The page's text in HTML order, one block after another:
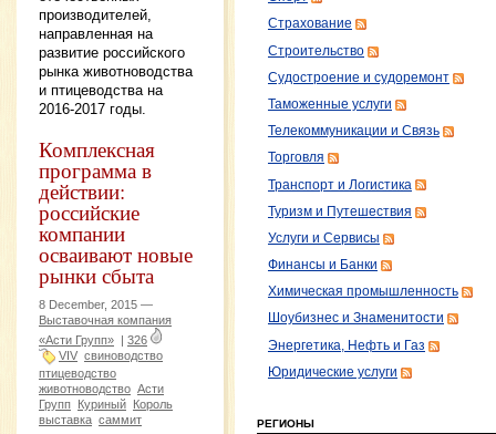
производителей,
направленная на
развитие российского
рынка животноводства
и птицеводства на
2016-2017 годы.
Комплексная
программа в
действии:
российские
компании
осваивают новые
рынки сбыта
8 December, 2015 —
Выставочная компания
«Асти Групп»
326
VIV свиноводство
птицеводство
животноводство Асти
Групп
Куриный
Король
выставка саммит
Страхование
Строительство
Судостроение и судоремонт
Таможенные услуги
Телекоммуникации и Связь
Торговля
Транспорт и Логистика
Туризм и Путешествия
Услуги и Сервисы
Финансы и Банки
Химическая промышленность
Шоубизнес и Знаменитости
Энергетика, Нефть и Газ
Юридические услуги
РЕГИОНЫ